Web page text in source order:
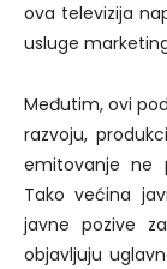
ova televizija
usluge
Međutim, ovi
razvoju,
emitovanje ne
Tako većina
javne pozive
objavljuju